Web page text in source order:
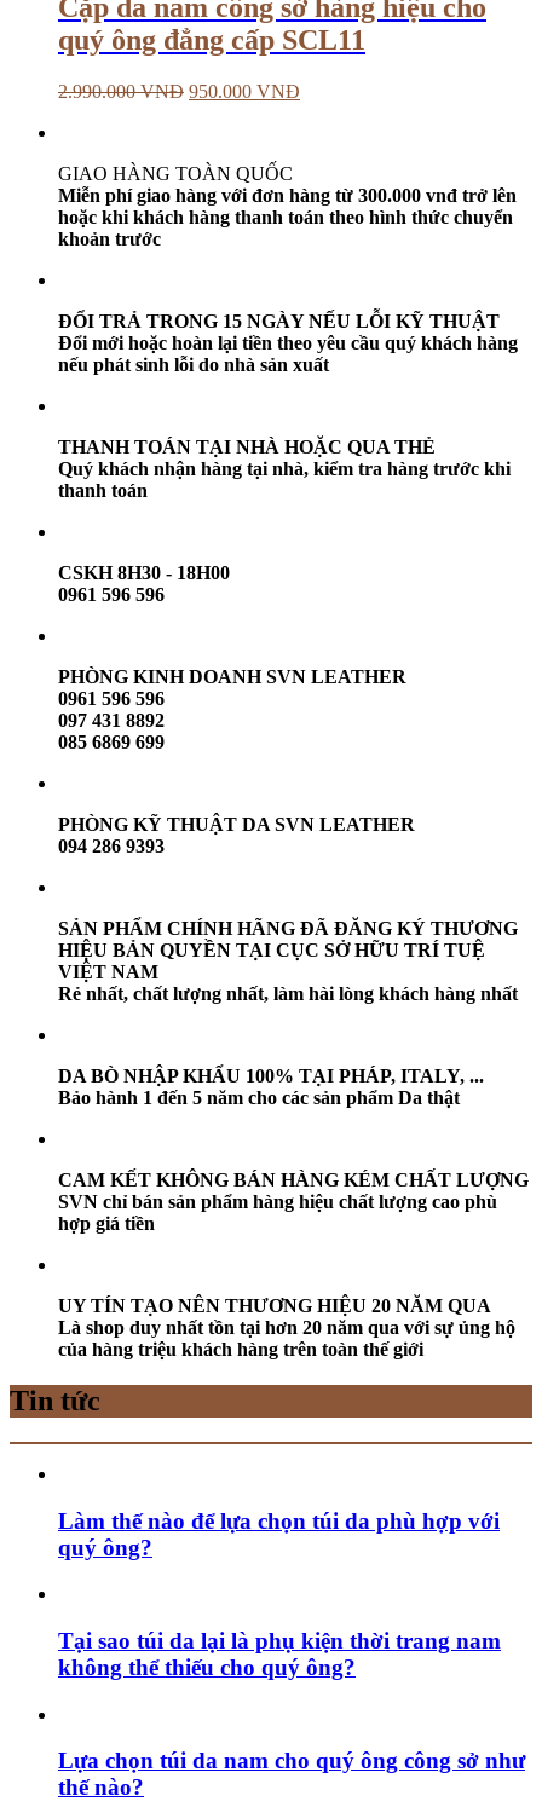
Cặp da nam công sở hàng hiệu cho
quý ông đẳng cấp SCL11
2.990.000VNĐ 950.000 VNĐ
GIAO HÀNG TOÀN QUỐC
Miễn phí giao hàng với đơn hàng từ 300.000 vnđ trở lên
hoặc khi khách hàng thanh toán theo hình thức chuyển
khoản trước
ĐỔI TRẢ TRONG 15 NGÀY NẾU LỖI KỸ THUẬT
Đổi mới hoặc hoàn lại tiền theo yêu cầu quý khách hàng
nếu phát sinh lỗi do nhà sản xuất
THANH TOÁN TẠI NHÀ HOẶC QUA THẺ
Quý khách nhận hàng tại nhà, kiểm tra hàng trước khi
thanh toán
CSKH 8H30 - 18H00
0961 596 596
PHÒNG KINH DOANH SVN LEATHER
0961 596 596
097 431 8892
085 6869 699
PHÒNG KỸ THUẬT DA SVN LEATHER
094 286 9393
SẢN PHẨM CHÍNH HÃNG ĐÃ ĐĂNG KÝ THƯƠNG
HIỆU BẢN QUYỀN TẠI CỤC SỞ HỮU TRÍ TUỆ
VIỆT NAM
Rẻ nhất, chất lượng nhất, làm hài lòng khách hàng nhất
DA BÒ NHẬP KHẨU 100% TẠI PHÁP, ITALY, ...
Bảo hành 1 đến 5 năm cho các sản phẩm Da thật
CAM KẾT KHÔNG BÁN HÀNG KÉM CHẤT LƯỢNG
SVN chỉ bán sản phẩm hàng hiệu chất lượng cao phù
hợp giá tiền
UY TÍN TẠO NÊN THƯƠNG HIỆU 20 NĂM QUA
Là shop duy nhất tồn tại hơn 20 năm qua với sự ủng hộ
của hàng triệu khách hàng trên toàn thế giới
Tin tức
Làm thế nào để lựa chọn túi da phù hợp với
quý ông?
Tại sao túi da lại là phụ kiện thời trang nam
không thể thiếu cho quý ông?
Lựa chọn túi da nam cho quý ông công sở như
thế nào?